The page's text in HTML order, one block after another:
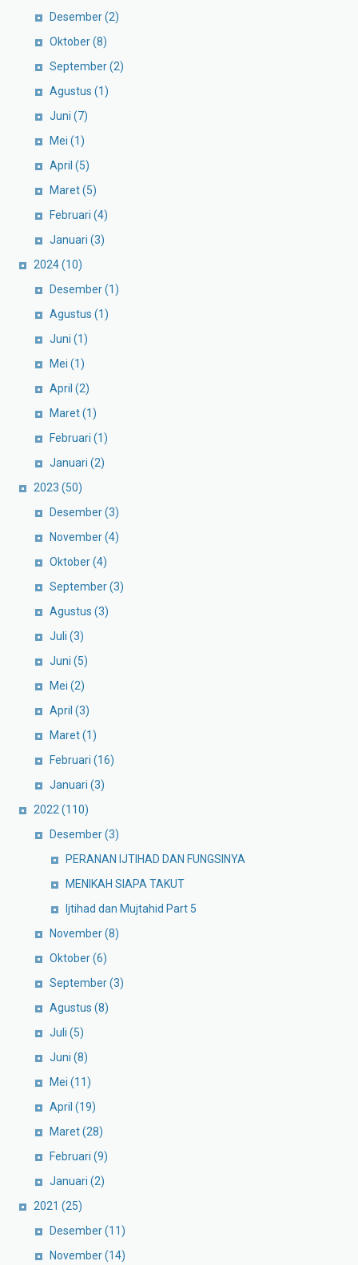
Desember(2)
Oktober(8)
September(2)
Agustus (1)
Juni (7)
Mei (1)
April (5)
Maret(5)
Februari (4)
Januari (3)
2024(10)
Desember(1)
Agustus (1)
Juni (1)
Mei (1)
April (2)
Maret(1)
Februari (1)
Januari (2)
2023 (50)
Desember(3)
November(4)
Oktober(4)
September(3)
Agustus (3)
Juli (3)
Juni (5)
Mei (2)
April (3)
Maret(1)
Februari (16)
Januari (3)
2022(110)
Desember(3)
PERANAN IJTIHAD DAN FUNGSINYA
MENIKAH SIAPA TAKUT
Ijtihad dan Mujtahid Part 5
November(8)
Oktober(6)
September(3)
Agustus (8)
Juli (5)
Juni (8)
Mei (11)
April (19)
Maret(28)
Februari (9)
Januari (2)
2021 (25)
Desember(11)
November(14)